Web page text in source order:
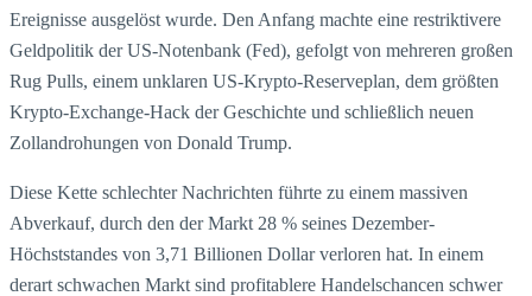
Ereignisse ausgelöst wurde. Den Anfang machte eine restriktivere
Geldpolitik der US-Notenbank (Fed), gefolgt von mehreren großen
Rug Pulls, einem unklaren US-Krypto-Reserveplan, dem größten
Krypto-Exchange-Hack der Geschichte und schließlich neuen
Zollandrohungen von Donald Trump.
Diese Kette schlechter Nachrichten führte zu einem massiven
Abverkauf, durch den der Markt 28 % seines Dezember-
Höchststandes von 3,71 Billionen Dollar verloren hat. In einem
derart schwachen Markt sind profitablere Handelschancen schwer